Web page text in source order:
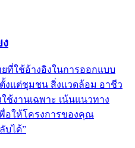
ที่ใช้อ้างอิงในการออกแบบ
งแต่ชุมชน สิ่งแวดล้อม อาชีว
ช้งานเฉพาะ เน้นแนวทาง
อให้โครงการของคุณ
บได้”